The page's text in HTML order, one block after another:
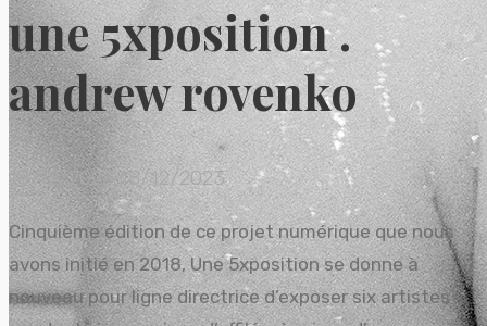
une 5xposition .
andrew rovenko
18/12/202318/12/2023
Cinquième édition de ce projet numérique que nous
avons initié en 2018, Une 5xposition se donne à
nouveau pour ligne directrice d’exposer six artistes